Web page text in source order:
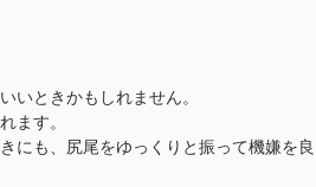
いときかもしれません。
ます。
にも、尻尾をゆっくりと振って機嫌を良